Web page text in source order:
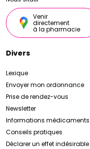
Venir
directement
à la pharmacie
Divers
Lexique
Envoyer mon ordonnance
Prise de rendez-vous
Newsletter
Informations médicaments
Conseils pratiques
Déclarer un effet indésirable